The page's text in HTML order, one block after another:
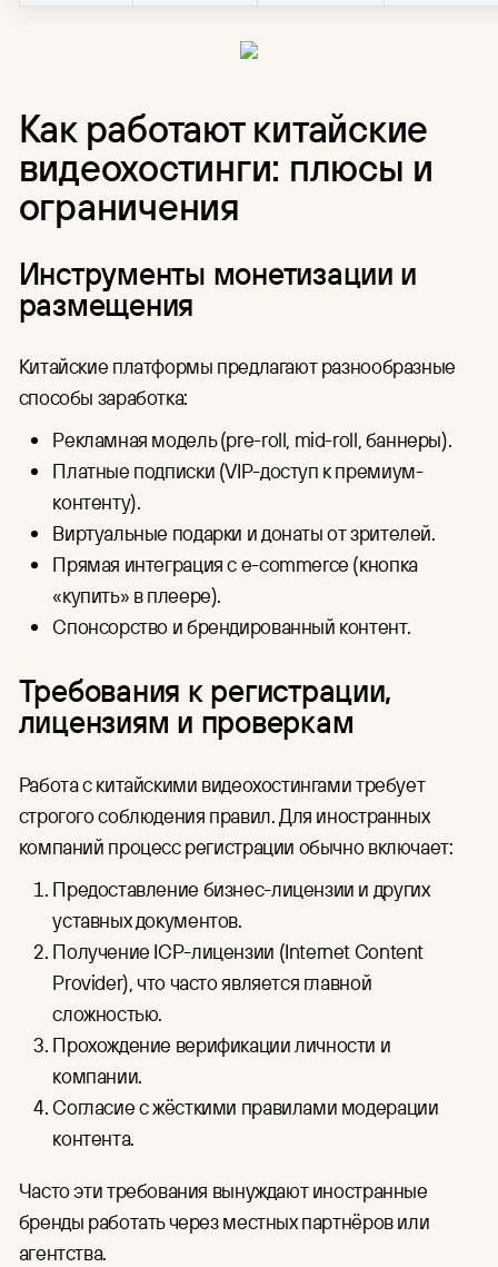
Как работают китайские
видеохостинги: плюсы и
ограничения
Инструменты монетизации и
размещения
Китайские платформы предлагают разнообразные
способы заработка:
Рекламная модель (pre-roll, mid-roll, баннеры).
Платные подписки (VIP-доступ к премиум-
контенту).
Виртуальные подарки и донаты от зрителей.
Прямая интеграция с e-commerce (кнопка
«купить» в плеере).
Спонсорство и брендированный контент.
Требования к регистрации,
лицензиям и проверкам
Работа с китайскими видеохостингами требует
строгого соблюдения правил. Для иностранных
компаний процесс регистрации обычно включает:
Предоставление бизнес-лицензии и других
уставных документов.
Получение ICP-лицензии (Internet Content
Provider), что часто является главной
сложностью.
Прохождение верификации личности и
компании.
Согласие с жёсткими правилами модерации
контента.
Часто эти требования вынуждают иностранные
бренды работать через местных партнёров или
агентства.